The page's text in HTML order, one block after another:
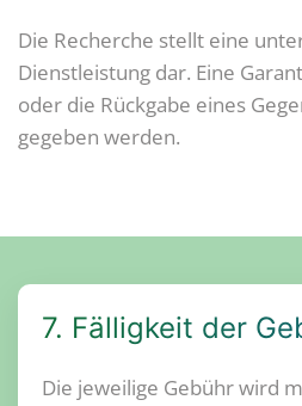
Die Recherche stellt eine
Dienstleistung dar. Eine
oder die Rückgabe eines
gegeben werden.
7. Fälligkeit der
Die jeweilige Gebühr wird